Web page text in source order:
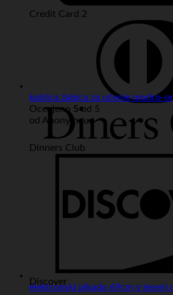
Credit Card 2
Dinners Club
Discover
kahlica žabica za učenje modro-
Ocenjeno 5od 5
od Anonymous
elektronski pikado 69cm v leseni